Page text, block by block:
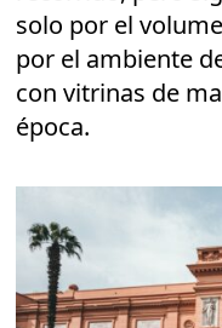
solo por el
por el ambiente
con vitrinas de
época.